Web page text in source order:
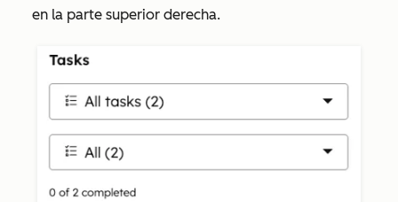
en la parte superior derecha.